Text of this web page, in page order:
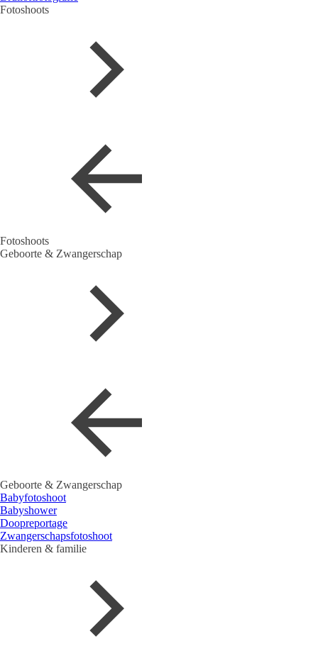
Fotoshoots
Fotoshoots
Geboorte & Zwangerschap
Geboorte & Zwangerschap
Babyfotoshoot
Babyshower
Doopreportage
Zwangerschapsfotoshoot
Kinderen & familie